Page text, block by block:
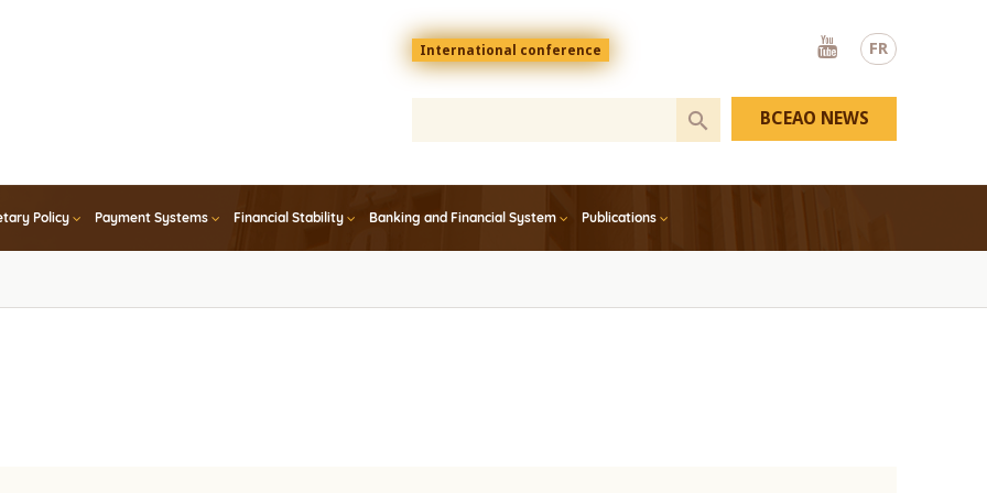
FR
Menu
top
En
International conference
Youtube
Policy Payment Systems Financial Stability Banking and Financial System Publications
BCEAO NEWS